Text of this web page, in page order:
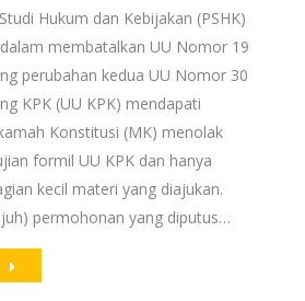
Hukum dan Kebijakan (PSHK)
membatalkan UU Nomor 19
perubahan kedua UU Nomor 30
KPK (UU KPK) mendapati
Konstitusi (MK) menolak
formil UU KPK dan hanya
kecil materi yang diajukan.
permohonan yang diputus…